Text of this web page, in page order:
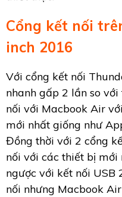
Cổng kết nối
inch 2016
Với cổng kết nối
nhanh gấp 2 lần so
nối với Macbook Air
mới nhất giống như
Đồng thời với 2 cổng
nối với các thiết bị
ngược với kết nối USB
nối nhưng Macbook